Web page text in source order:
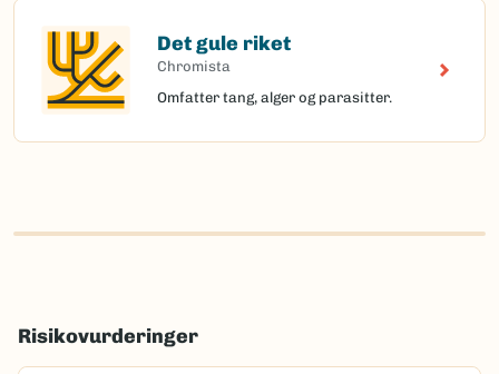
Det gule riket
Chromista
Omfatter tang, alger og parasitter.
Risikovurderinger